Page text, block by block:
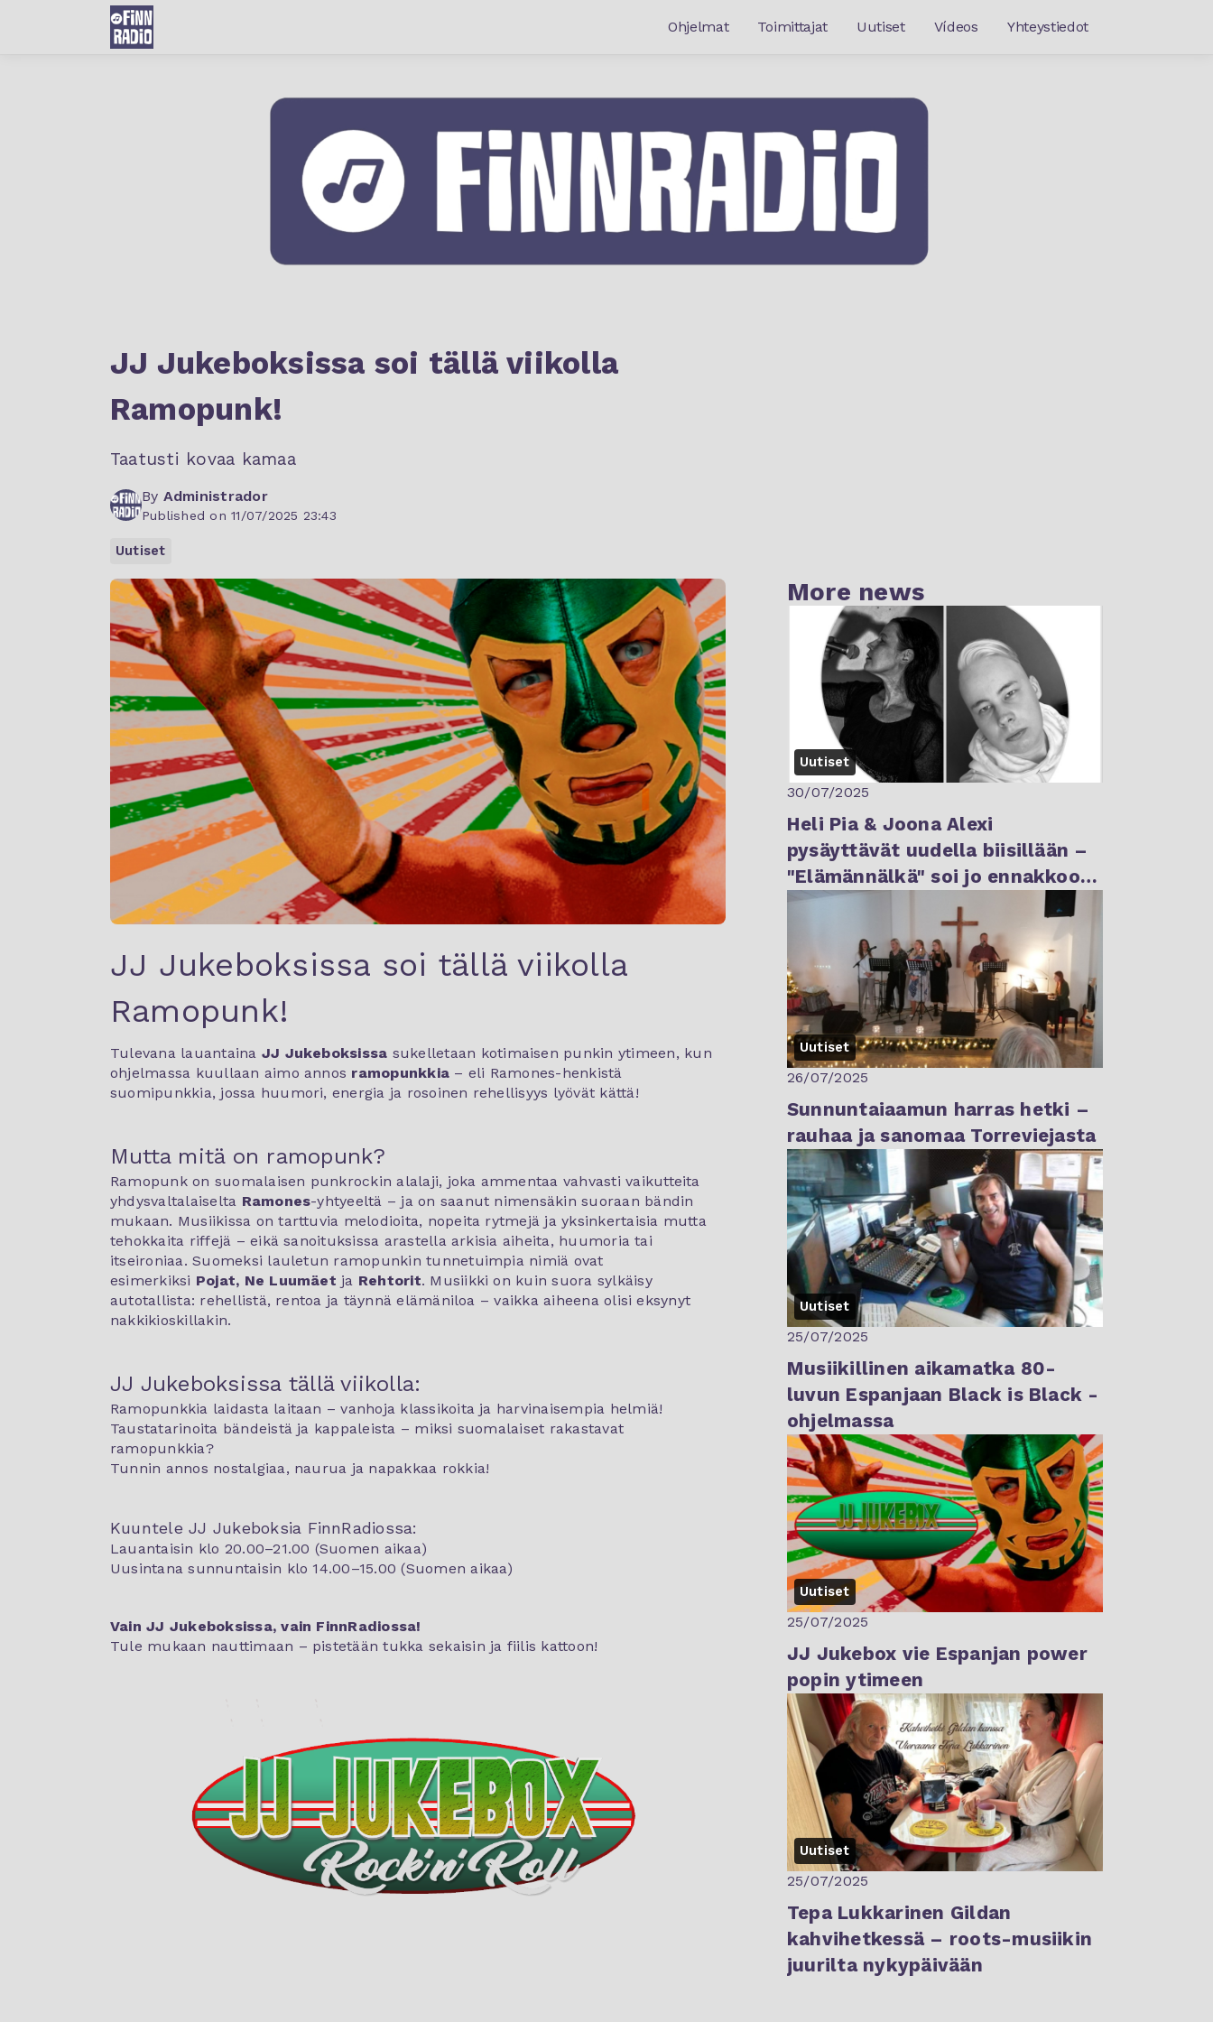
Ohjelmat Toimittajat Uutiset Vídeos Yhteystiedot
JJ Jukeboksissa soi tällä viikolla
Ramopunk!
Taatusti kovaa kamaa
By Administrador
Published on 11/07/2025 23:43
Uutiset
JJ Jukeboksissa soi tällä viikolla
Ramopunk!
Tulevana lauantaina JJ Jukeboksissa sukelletaan kotimaisen punkin ytimeen, kun
ohjelmassa kuullaan aimo annos ramopunkkia – eli Ramones-henkistä
suomipunkkia, jossa huumori, energia ja rosoinen rehellisyys lyövät kättä!
Mutta mitä on ramopunk?
Ramopunk on suomalaisen punkrockin alalaji, joka ammentaa vahvasti vaikutteita
yhdysvaltalaiselta Ramones-yhtyeeltä – ja on saanut nimensäkin suoraan bändin
mukaan. Musiikissa on tarttuvia melodioita, nopeita rytmejä ja yksinkertaisia mutta
tehokkaita riffejä – eikä sanoituksissa arastella arkisia aiheita, huumoria tai
itseironiaa. Suomeksi lauletun ramopunkin tunnetuimpia nimiä ovat
esimerkiksi Pojat, Ne Luumäet ja Rehtorit. Musiikki on kuin suora sylkäisy
autotallista: rehellistä, rentoa ja täynnä elämäniloa – vaikka aiheena olisi eksynyt
nakkikioskillakin.
JJ Jukeboksissa tällä viikolla:
Ramopunkkia laidasta laitaan – vanhoja klassikoita ja harvinaisempia helmiä!
Taustatarinoita bändeistä ja kappaleista – miksi suomalaiset rakastavat
ramopunkkia?
Tunnin annos nostalgiaa, naurua ja napakkaa rokkia!
Kuuntele JJ Jukeboksia FinnRadiossa:
Lauantaisin klo 20.00–21.00 (Suomen aikaa)
Uusintana sunnuntaisin klo 14.00–15.00 (Suomen aikaa)
Vain JJ Jukeboksissa, vain FinnRadiossa!
Tule mukaan nauttimaan – pistetään tukka sekaisin ja fiilis kattoon!
More news
Uutiset
30/07/2025
Heli Pia & Joona Alexi
pysäyttävät uudella biisillään –
"Elämännälkä" soi jo ennakkoon
FinnRadiolla
Uutiset
26/07/2025
Sunnuntaiaamun harras hetki –
rauhaa ja sanomaa Torreviejasta
Uutiset
25/07/2025
Musiikillinen aikamatka 80-
luvun Espanjaan Black is Black -
ohjelmassa
Uutiset
25/07/2025
JJ Jukebox vie Espanjan power
popin ytimeen
Uutiset
25/07/2025
Tepa Lukkarinen Gildan
kahvihetkessä – roots-musiikin
juurilta nykypäivään